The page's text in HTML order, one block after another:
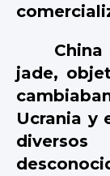
jade,
Ucrania y